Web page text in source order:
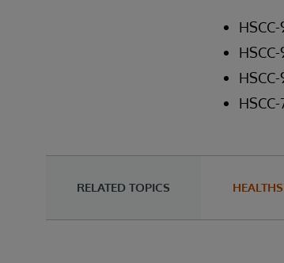
HSCC-
HSCC-
RELATED TOPICS